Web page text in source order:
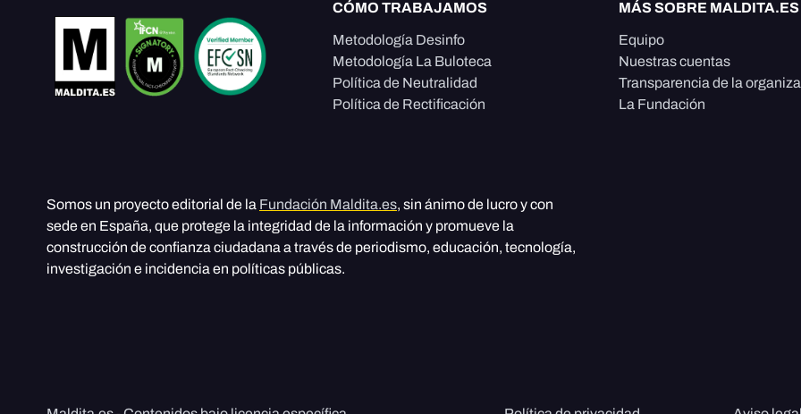
CÓMO TRABAJAMOS
Metodología Desinfo
Metodología La Buloteca
Política de Neutralidad
Política de Rectificación
MÁS SOBRE MALDITA.ES
Equipo
Nuestras cuentas
Transparencia de la
La Fundación
Somos un proyecto editorial de la Fundación Maldita.es, sin ánimo de lucro y con
sede en España, que protege la integridad de la información y promueve la
construcción de confianza ciudadana a través de periodismo, educación, tecnología,
investigación e incidencia en políticas públicas.